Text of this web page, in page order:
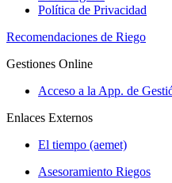
Política de Privacidad
Recomendaciones de Riego
Gestiones Online
Acceso a la App. de
Enlaces Externos
El tiempo (aemet)
Asesoramiento Riegos